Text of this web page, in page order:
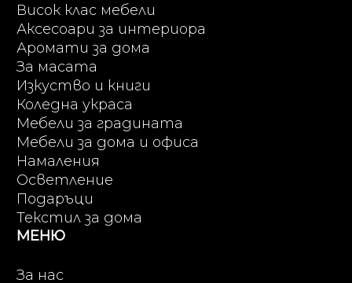
Висок клас мебели
Аксесоари за интериора
Аромати за дома
За масата
Изкуство и книги
Коледна украса
Мебели за градината
Мебели за дома и офиса
Намаления
Осветление
Подаръци
Текстил за дома
МЕНЮ
За нас